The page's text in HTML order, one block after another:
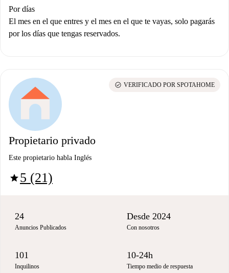
Por días
El mes en el que entres y el mes en el que te vayas, solo pagarás
por los días que tengas reservados.
Propietario privado
Este propietario habla Inglés
star5 (21)
check_circle VERIFICADO POR SPOTAHOME
24
Anuncios Publicados
Desde 2024
Con nosotros
101
Inquilinos
10-24h
Tiempo medio de respuesta